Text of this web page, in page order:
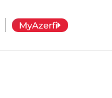
MyAzerfi